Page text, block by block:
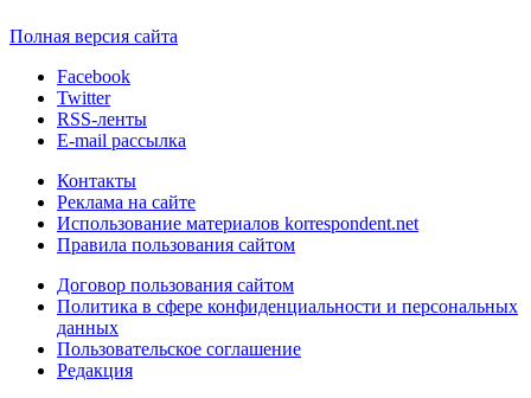
Полная версия сайта
Facebook
Twitter
RSS-ленты
E-mail рассылка
Контакты
Реклама на сайте
Использование материалов korrespondent.net
Правила пользования сайтом
Договор пользования сайтом
Политика в сфере конфиденциальности и персональных
данных
Пользовательское соглашение
Редакция